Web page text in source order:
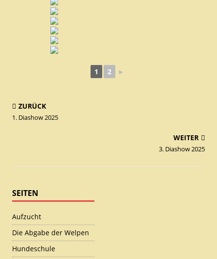
1 2 ►
ZURÜCK
1. Diashow 2025
WEITER
3. Diashow 2025
SEITEN
Aufzucht
Die Abgabe der Welpen
Hundeschule